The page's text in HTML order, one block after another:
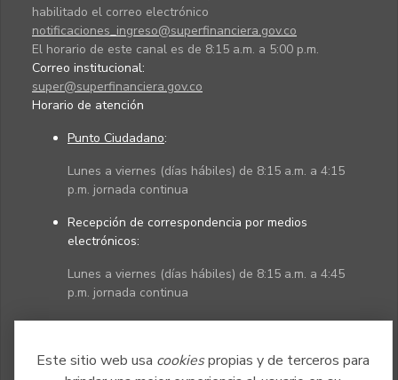
Este sitio web usa cookiespropias y de terceros para
habilitado el correo electrónico
notificaciones_ingreso@superfinanciera.gov.co
El horario de este canal es de 8:15 a.m. a 5:00 p.m.
Correo institucional:
super@superfinanciera.gov.co
Horario de atención
Punto Ciudadano:
Lunes a viernes (días hábiles) de 8:15 a.m. a 4:15
p.m. jornada continua
Recepción de correspondencia por medios
electrónicos:
Lunes a viernes (días hábiles) de 8:15 a.m. a 4:45
p.m. jornada continua